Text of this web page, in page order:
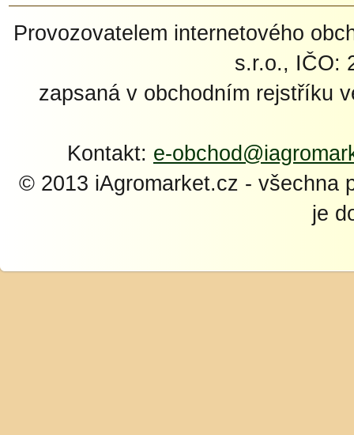
Provozovatelem internetového
s.r.o., IČO:
zapsaná v obchodním rejstříku
Kontakt: e-
© 2013 iAgromarket.cz - všechna
je